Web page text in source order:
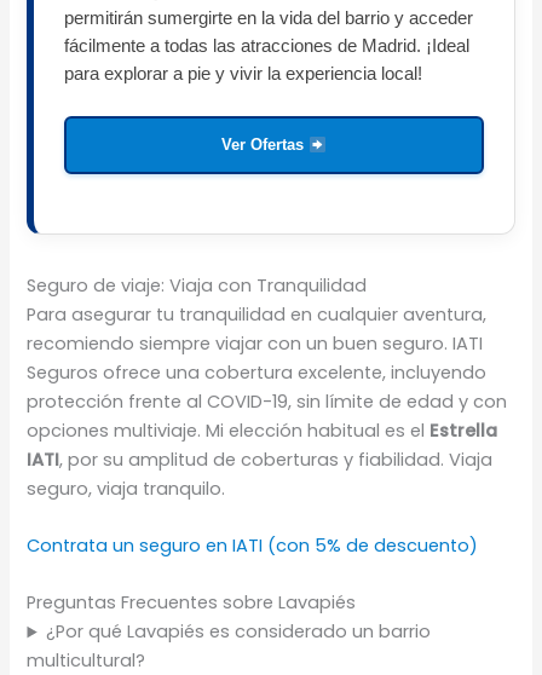
permitirán sumergirte en la vida del barrio y acceder
fácilmente a todas las atracciones de Madrid. ¡Ideal
para explorar a pie y vivir la experiencia local!
Ver Ofertas
Seguro de viaje: Viaja con Tranquilidad
Para asegurar tu tranquilidad en cualquier aventura,
recomiendo siempre viajar con un buen seguro. IATI
Seguros ofrece una cobertura excelente, incluyendo
protección frente al COVID-19, sin límite de edad y con
opciones multiviaje. Mi elección habitual es el Estrella
IATI, por su amplitud de coberturas y fiabilidad. Viaja
seguro, viaja tranquilo.
Contrata un seguro en IATI (con 5% de descuento)
Preguntas Frecuentes sobre Lavapiés
¿Por qué Lavapiés es considerado un barrio
multicultural?